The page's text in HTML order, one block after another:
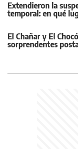
Extendieron la
temporal: en qué
El Chañar y El
sorprendentes